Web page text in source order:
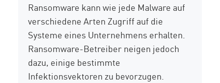
Ransomware kann wie jede Malware auf
verschiedene Arten Zugriff auf die
Systeme eines Unternehmens erhalten.
Ransomware-Betreiber neigen jedoch
dazu, einige bestimmte
Infektionsvektoren zu bevorzugen.